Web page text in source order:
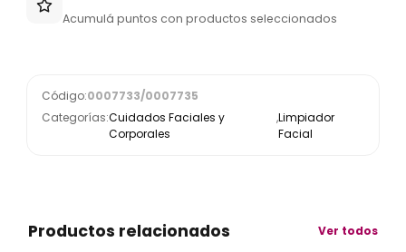
Acumulá puntos con productos seleccionados
Código:0007733/0007735
Categorías:Cuidados Faciales y
Corporales
,Limpiador
Facial
Productos relacionados Ver todos